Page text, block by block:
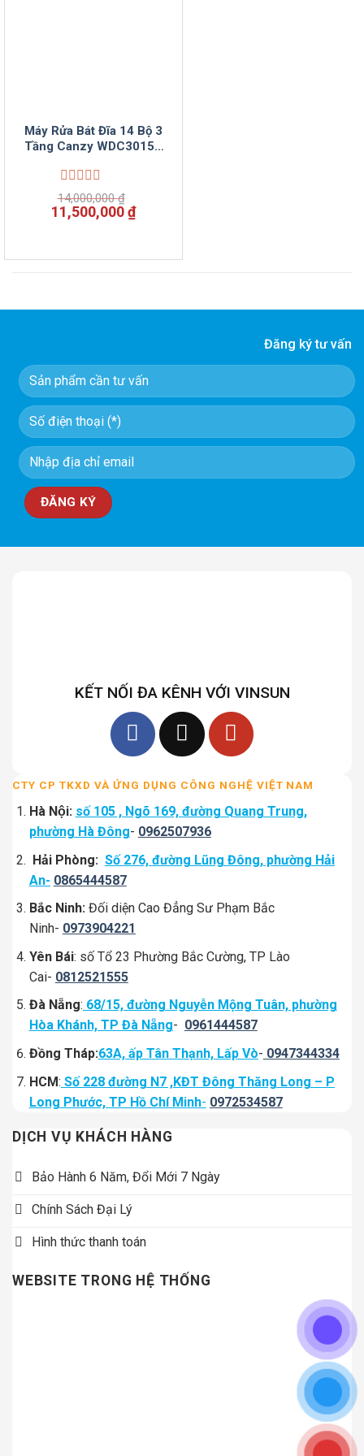
Máy Rửa Bát Đĩa 14 Bộ 3
Tầng Canzy WDC3015B
Được
xếp
hạng
sao
14,000,000₫
Giá
gốc
11,500,000₫Giá
hiện
Đăng ký tư vấn
KẾT NỐI ĐA KÊNH VỚI VINSUN
CTY CP TKXD VÀ ỨNG DỤNG CÔNG NGHỆ VIỆT NAM
Hà Nội: số 105 , Ngõ 169, đường Quang Trung,
phường Hà Đông- 0962507936
Hải Phòng: Số 276, đường Lũng Đông, phường Hải
An- 0865444587
Bắc Ninh: Đối diện Cao Đẳng Sư Phạm Bắc
Ninh- 0973904221
Yên Bái: số Tổ 23 Phường Bắc Cường, TP Lào
Cai- 0812521555
Đà Nẵng: 68/15, đường Nguyễn Mộng Tuân, phường
Hòa Khánh, TP Đà Nẵng- 0961444587
Đồng Tháp:63A, ấp Tân Thạnh, Lấp Vò- 0947344334
HCM: Số 228 đường N7 ,KĐT Đông Thăng Long – P
Long Phước, TP Hồ Chí Minh- 0972534587
DỊCH VỤ KHÁCH HÀNG
Bảo Hành 6 Năm, Đổi Mới 7 Ngày
Chính Sách Đại Lý
Hình thức thanh toán
WEBSITE TRONG HỆ THỐNG